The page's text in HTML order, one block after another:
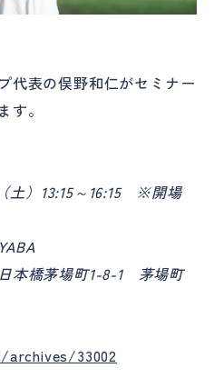
代表の俣野和仁がセミナー
す。
（土）13:15～16:15 ※開場
本橋茅場町1-8-1 茅場町
33002